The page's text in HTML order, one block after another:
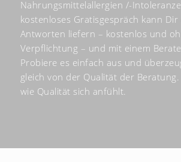
Nahrungsmittelallergien /-
kostenloses Gratisgespräch kann Dir
Antworten liefern – kostenlos und
Verpflichtung – und mit einem
Probiere es einfach aus und
gleich von der Qualität der
wie Qualität sich anfühlt.